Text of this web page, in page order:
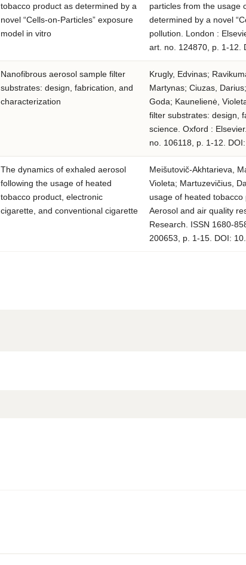
tobacco product as determined by a
novel “Cells-on-Particles” exposure
model in vitro
particles from the usage
determined by a novel
pollution. London :
art. no. 124870, p. 1-12.
Nanofibrous aerosol sample filter
substrates: design, fabrication, and
characterization
Krugly, Edvinas;
Martynas; Ciuzas,
Goda; Kaunelienė,
filter substrates: design,
science. Oxford :
no. 106118, p. 1-12.
The dynamics of exhaled aerosol
following the usage of heated
tobacco product, electronic
cigarette, and conventional cigarette
Meišutovič-Akhtarieva,
Violeta; Martuzevičius,
usage of heated
Aerosol and air quality
Research. ISSN 1680-
200653, p. 1-15. DOI: